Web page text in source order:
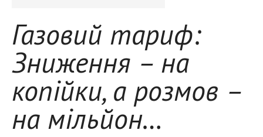
Газовий тариф:
Зниження – на
копійки, а розмов –
на мільйон…